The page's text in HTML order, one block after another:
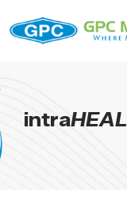
intraHEAL